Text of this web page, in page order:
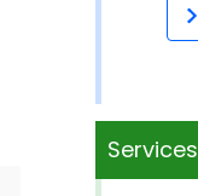
Services